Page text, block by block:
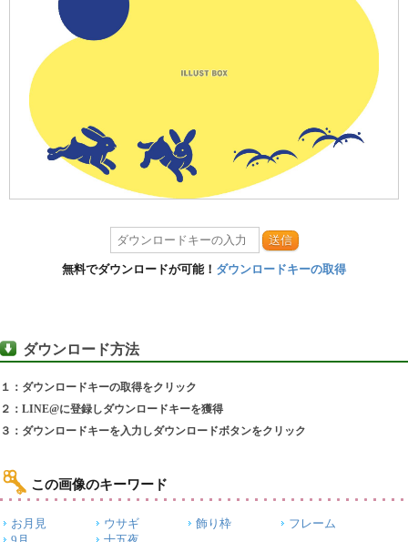
送信
無料でダウンロードが可能！ ダウンロードキーの取得
ダウンロード方法
１：ダウンロードキーの取得をクリック
２：LINE@に登録しダウンロードキーを獲得
３：ダウンロードキーを入力しダウンロードボタンをクリック
この画像のキーワード
お月見 ウサギ 飾り枠
フレーム